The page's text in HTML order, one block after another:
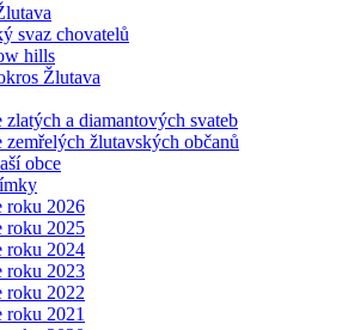
svaz chovatelů
hills
Žlutava
zlatých a diamantových svateb
zemřelých žlutavských občanů
obce
roku 2026
roku 2025
roku 2024
roku 2023
roku 2022
roku 2021